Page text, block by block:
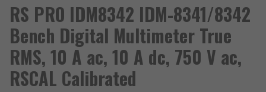
RS PRO IDM8342 IDM-8341/8342
Bench Digital Multimeter True
RMS, 10 A ac, 10 A dc, 750 V ac,
RSCAL Calibrated